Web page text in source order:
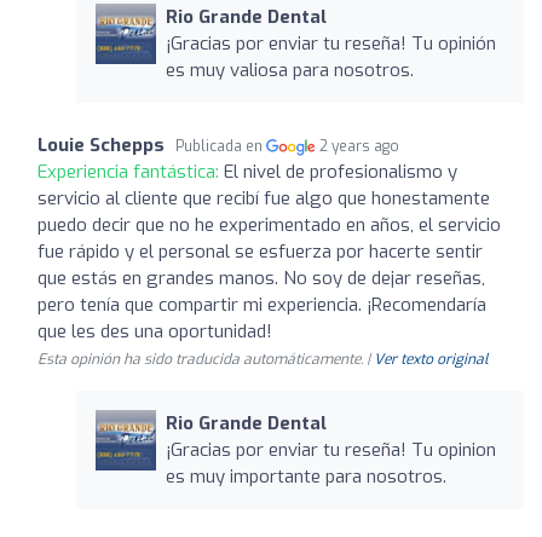
Rio Grande Dental
¡Gracias por enviar tu reseña! Tu opinión
es muy valiosa para nosotros.
Louie Schepps Publicada en 2 years ago
Experiencia fantástica: El nivel de profesionalismo y
servicio al cliente que recibí fue algo que honestamente
puedo decir que no he experimentado en años, el servicio
fue rápido y el personal se esfuerza por hacerte sentir
que estás en grandes manos. No soy de dejar reseñas,
pero tenía que compartir mi experiencia. ¡Recomendaría
que les des una oportunidad!
Esta opinión ha sido traducida automáticamente. | Ver texto original
Rio Grande Dental
¡Gracias por enviar tu reseña! Tu opinion
es muy importante para nosotros.